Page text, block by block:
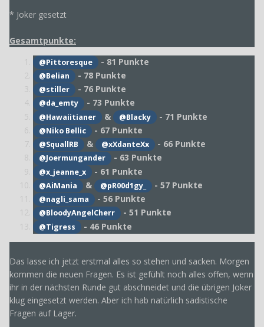
* Joker gesetzt
Gesamtpunkte:
@Pittoresque - 81 Punkte
@Belian - 78 Punkte
@stiller - 76 Punkte
@da_emty - 73 Punkte
@Hawaiitianer & @Blacky - 71 Punkte
@Niko Bellic - 67 Punkte
@SquallRB & @xXdanteXx - 66 Punkte
@Joermungander - 63 Punkte
@x_jeanne_x - 61 Punkte
@AiMania & @pR00d1gy_ - 57 Punkte
@nagli_sama - 56 Punkte
@BloodyAngelCherr - 51 Punkte
@Tigress - 46 Punkte
Das lasse ich jetzt erstmal alles so stehen und sacken. Morgen
kommen die neuen Fragen. Es ist gefühlt noch alles offen, wenn
ihr in der nächsten Runde gut abschneidet und die übrigen Joker
klug eingesetzt werden. Aber ich hab natürlich sadistische
Fragen auf Lager.